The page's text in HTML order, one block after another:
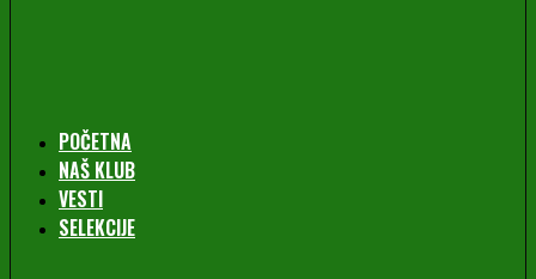
POČETNA
NAŠ KLUB
VESTI
SELEKCIJE